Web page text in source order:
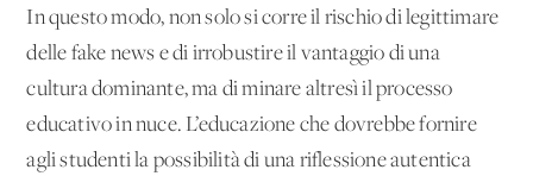
In questo modo, non solo si corre il rischio di legittimare
delle fake news e di irrobustire il vantaggio di una
cultura dominante, ma di minare altresì il processo
educativo in nuce. L’educazione che dovrebbe fornire
agli studenti la possibilità di una riflessione autentica